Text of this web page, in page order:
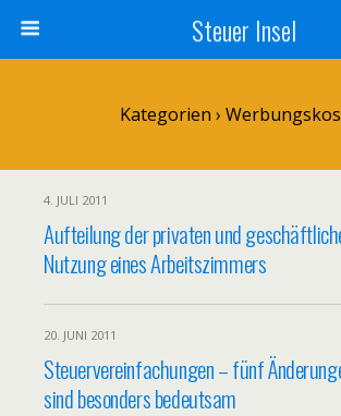
Steuer Insel
Kategorien ›
4. JULI 2011
Aufteilung der privaten und
Nutzung eines Arbeitszimmers
20. JUNI 2011
Steuervereinfachungen – fünf
sind besonders bedeutsam